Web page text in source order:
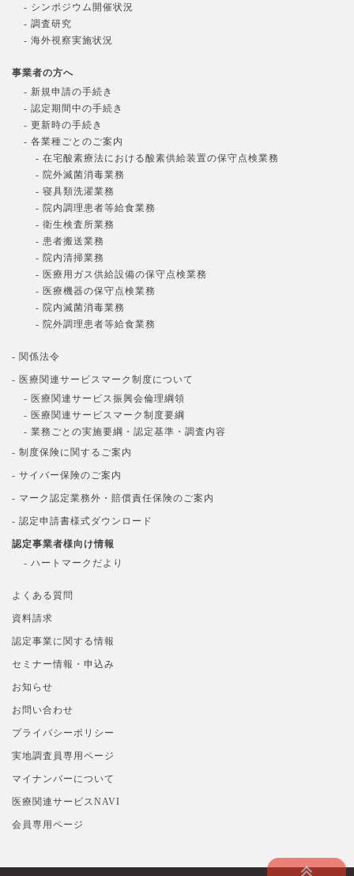
- シンポジウム開催状況
- 調査研究
- 海外視察実施状況
事業者の方へ
- 新規申請の手続き
- 認定期間中の手続き
- 更新時の手続き
- 各業種ごとのご案内
- 在宅酸素療法における酸素供給装置の保守点検業務
- 院外滅菌消毒業務
- 寝具類洗濯業務
- 院内調理患者等給食業務
- 衛生検査所業務
- 患者搬送業務
- 院内清掃業務
- 医療用ガス供給設備の保守点検業務
- 医療機器の保守点検業務
- 院内滅菌消毒業務
- 院外調理患者等給食業務
- 関係法令
- 医療関連サービスマーク制度について
- 医療関連サービス振興会倫理綱領
- 医療関連サービスマーク制度要綱
- 業務ごとの実施要綱・認定基準・調査内容
- 制度保険に関するご案内
- サイバー保険のご案内
- マーク認定業務外・賠償責任保険のご案内
- 認定申請書様式ダウンロード
認定事業者様向け情報
- ハートマークだより
よくある質問
資料請求
認定事業に関する情報
セミナー情報・申込み
お知らせ
お問い合わせ
プライバシーポリシー
実地調査員専用ページ
マイナンバーについて
医療関連サービスNAVI
会員専用ページ